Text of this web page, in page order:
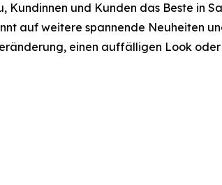
Kundinnen und Kunden das Beste in
auf weitere spannende Neuheiten
einen auffälligen Look